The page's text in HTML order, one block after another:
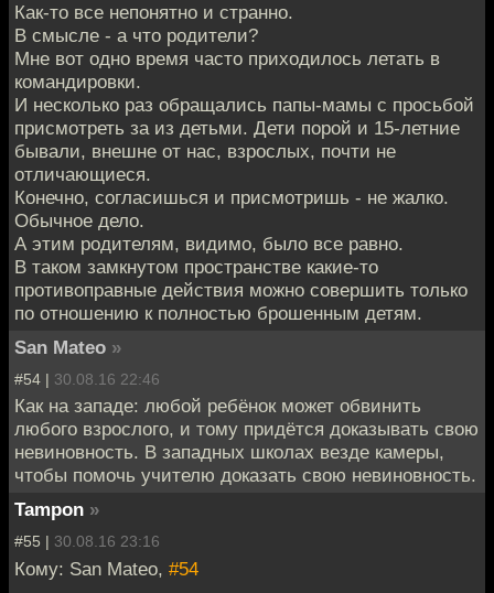
Как-то все непонятно и странно.
В смысле - а что родители?
Мне вот одно время часто приходилось летать в
командировки.
И несколько раз обращались папы-мамы с просьбой
присмотреть за из детьми. Дети порой и 15-летние
бывали, внешне от нас, взрослых, почти не
отличающиеся.
Конечно, согласишься и присмотришь - не жалко.
Обычное дело.
А этим родителям, видимо, было все равно.
В таком замкнутом пространстве какие-то
противоправные действия можно совершить только
по отношению к полностью брошенным детям.
San Mateo »
#54 | 30.08.16 22:46
Как на западе: любой ребёнок может обвинить
любого взрослого, и тому придётся доказывать свою
невиновность. В западных школах везде камеры,
чтобы помочь учителю доказать свою невиновность.
Tampon »
#55 | 30.08.16 23:16
Кому: San Mateo, #54